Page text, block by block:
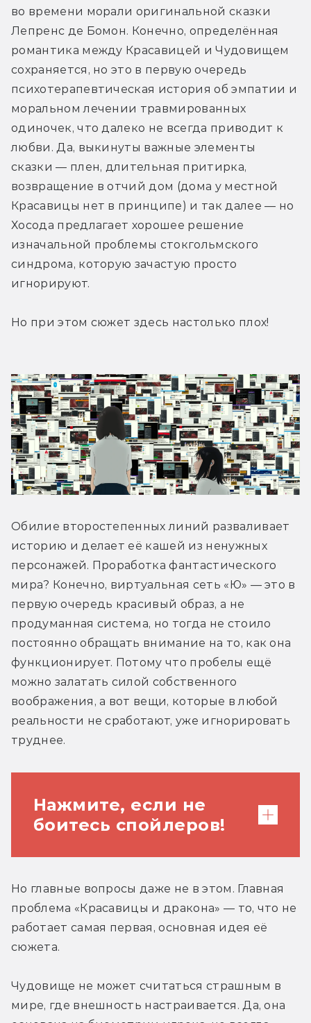
во времени морали оригинальной сказки
Лепренс де Бомон. Конечно, определённая
романтика между Красавицей и Чудовищем
сохраняется, но это в первую очередь
психотерапевтическая история об эмпатии и
моральном лечении травмированных
одиночек, что далеко не всегда приводит к
любви. Да, выкинуты важные элементы
сказки — плен, длительная притирка,
возвращение в отчий дом (дома у местной
Красавицы нет в принципе) и так далее — но
Хосода предлагает хорошее решение
изначальной проблемы стокгольмского
синдрома, которую зачастую просто
игнорируют.
Но при этом сюжет здесь настолько плох!
Обилие второстепенных линий разваливает
историю и делает её кашей из ненужных
персонажей. Проработка фантастического
мира? Конечно, виртуальная сеть «Ю» — это в
первую очередь красивый образ, а не
продуманная система, но тогда не стоило
постоянно обращать внимание на то, как она
функционирует. Потому что пробелы ещё
можно залатать силой собственного
воображения, а вот вещи, которые в любой
реальности не сработают, уже игнорировать
труднее.
Нажмите, если не
боитесь спойлеров!
Претензии со спойлерами
Как работает «Ю»? Почему там нет
то почему нет преступности? Хотите
сказать, в неконтролируемой соцсети,
где можно делать что угодно, люди не
Но главные вопросы даже не в этом. Главная
проблема «Красавицы и дракона» — то, что не
работает самая первая, основная идея её
сюжета.
Чудовище не может считаться страшным в
мире, где внешность настраивается. Да, она